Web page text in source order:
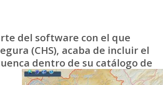
del software con el que
(CHS), acaba de incluir el
dentro de su catálogo de